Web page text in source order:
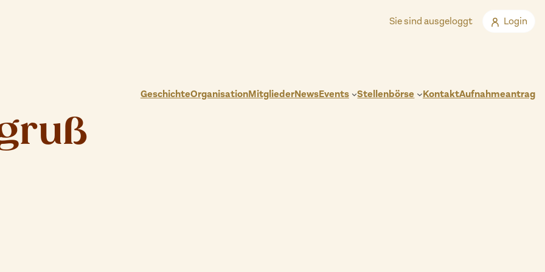
Sie sind ausgeloggt Login
GeschichteOrganisationMitgliederNewsEvents Stellenbörse KontaktAufnahmeantrag